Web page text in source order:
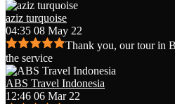
aziz turquoise
04:35 08 May 22
Thank you, our tour in
the service
ABS Travel Indonesia
12:46 06 Mar 22